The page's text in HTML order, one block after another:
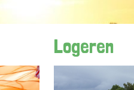
Logeren